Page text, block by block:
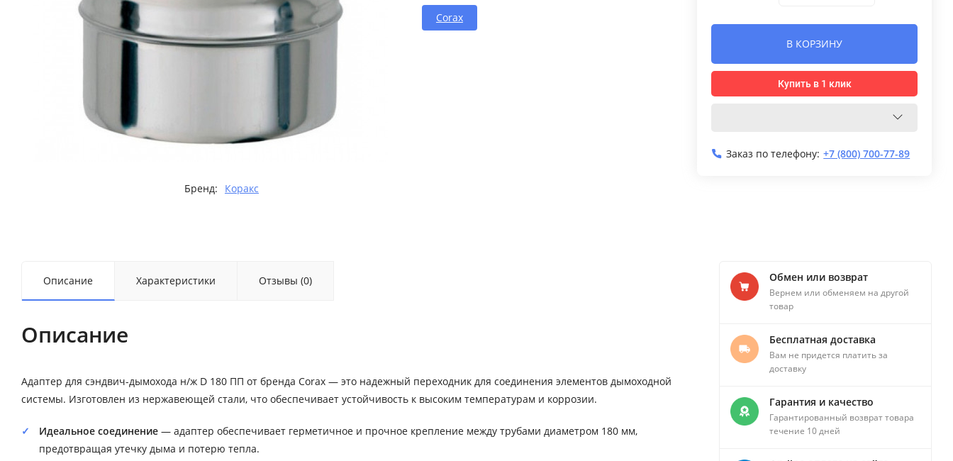
Бренд: Коракс
Corax
В КОРЗИНУ
Купить в 1 клик
Заказ по телефону: +7 (800) 700-77-89
Описание Характеристики Отзывы (0)
Описание
Адаптер для сэндвич-дымохода н/ж D 180 ПП от бренда Corax — это надежный переходник для соединения элементов дымоходной
системы. Изготовлен из нержавеющей стали, что обеспечивает устойчивость к высоким температурам и коррозии.
Идеальное соединение — адаптер обеспечивает герметичное и прочное крепление между трубами диаметром 180 мм,
предотвращая утечку дыма и потерю тепла.
Обмен или возврат
Вернем или обменяем на другой
товар
Бесплатная доставка
Вам не придется платить за
доставку
Гарантия и качество
Гарантированный возврат товара
течение 10 дней